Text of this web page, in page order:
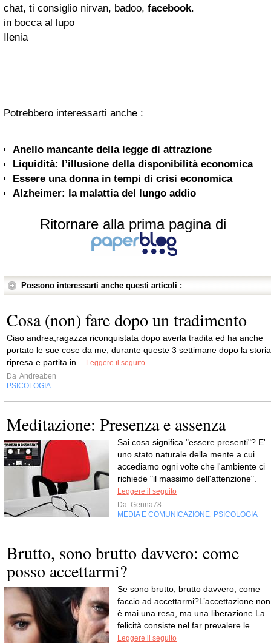
chat, ti consiglio nirvan, badoo, facebook.
in bocca al lupo
Ilenia
Potrebbero interessarti anche :
Anello mancante della legge di attrazione
Liquidità: l’illusione della disponibilità economica
Essere una donna in tempi di crisi economica
Alzheimer: la malattia del lungo addio
Ritornare alla prima pagina di
Possono interessarti anche questi articoli :
Cosa (non) fare dopo un tradimento
Ciao andrea,ragazza riconquistata dopo averla tradita ed ha anche
portato le sue cose da me, durante queste 3 settimane dopo la storia
ripresa e partita in...
Leggere il seguito
Da Andreaben
PSICOLOGIA
Meditazione: Presenza e assenza
Sai cosa significa "essere presenti"? E'
uno stato naturale della mente a cui
accediamo ogni volte che l'ambiente ci
richiede "il massimo dell'attenzione".
Leggere il seguito
Da Genna78
MEDIA E COMUNICAZIONE PSICOLOGIA
Brutto, sono brutto davvero: come
posso accettarmi?
Se sono brutto, brutto davvero, come
faccio ad accettarmi?L’accettazione non
è mai una resa, ma una liberazione.La
felicità consiste nel far prevalere le...
Leggere il seguito